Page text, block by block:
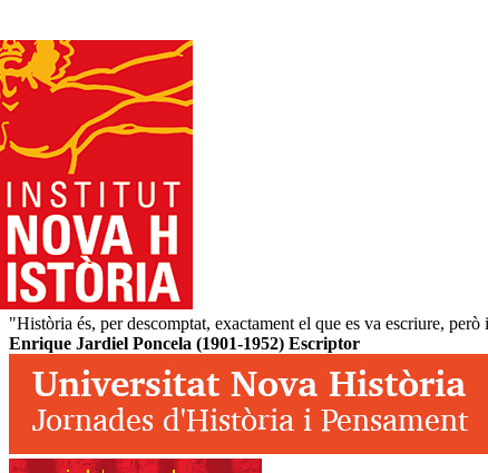
"Història és, per descomptat, exactament el que es va escriure,
Enrique Jardiel Poncela (1901-1952) Escriptor